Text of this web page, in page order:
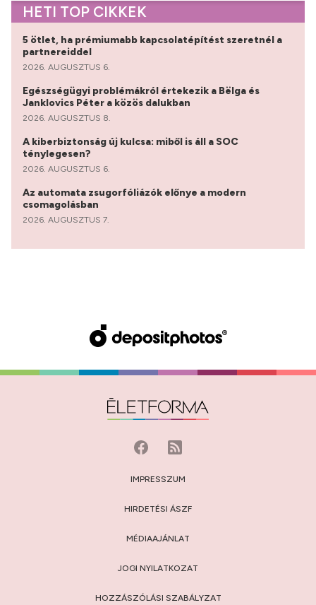
HETI TOP CIKKEK
5 ötlet, ha prémiumabb kapcsolatépítést szeretnél a
partnereiddel
2026. AUGUSZTUS 6.
Egészségügyi problémákról értekezik a Bëlga és
Janklovics Péter a közös dalukban
2026. AUGUSZTUS 8.
A kiberbiztonság új kulcsa: miből is áll a SOC
ténylegesen?
2026. AUGUSZTUS 6.
Az automata zsugorfóliázók előnye a modern
csomagolásban
2026. AUGUSZTUS 7.
IMPRESSZUM
HIRDETÉSI ÁSZF
MÉDIAAJÁNLAT
JOGI NYILATKOZAT
HOZZÁSZÓLÁSI SZABÁLYZAT